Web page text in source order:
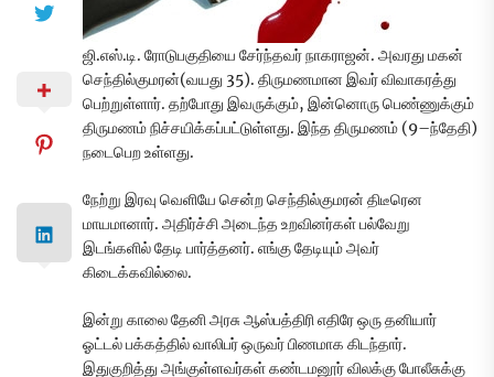
ஜி.எஸ்.டி. ரோடுபகுதியை சேர்ந்தவர் நாகராஜன். அவரது மகன்
செந்தில்குமரன்(வயது 35). திருமணமான இவர் விவாகரத்து
பெற்றுள்ளார். தற்போது இவருக்கும், இன்னொரு பெண்ணுக்கும்
திருமணம் நிச்சயிக்கப்பட்டுள்ளது. இந்த திருமணம் (9–ந்தேதி)
நடைபெற உள்ளது.
நேற்று இரவு வெளியே சென்ற செந்தில்குமரன் திடீரென
மாயமானார். அதிர்ச்சி அடைந்த உறவினர்கள் பல்வேறு
இடங்களில் தேடி பார்த்தனர். எங்கு தேடியும் அவர்
கிடைக்கவில்லை.
இன்று காலை தேனி அரசு ஆஸ்பத்திரி எதிரே ஒரு தனியார்
ஓட்டல் பக்கத்தில் வாலிபர் ஒருவர் பிணமாக கிடந்தார்.
இதுகுறித்து அங்குள்ளவர்கள் கண்டமனூர் விலக்கு போலீசுக்கு